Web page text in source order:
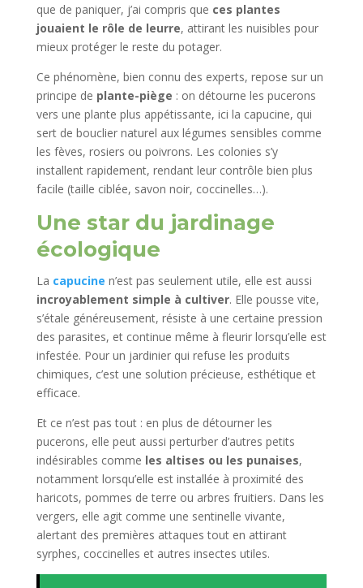
que de paniquer, j’ai compris que ces plantes
jouaient le rôle de leurre, attirant les nuisibles pour
mieux protéger le reste du potager.
Ce phénomène, bien connu des experts, repose sur un
principe de plante-piège : on détourne les pucerons
vers une plante plus appétissante, ici la capucine, qui
sert de bouclier naturel aux légumes sensibles comme
les fèves, rosiers ou poivrons. Les colonies s’y
installent rapidement, rendant leur contrôle bien plus
facile (taille ciblée, savon noir, coccinelles…).
Une star du jardinage
écologique
La capucine n’est pas seulement utile, elle est aussi
incroyablement simple à cultiver. Elle pousse vite,
s’étale généreusement, résiste à une certaine pression
des parasites, et continue même à fleurir lorsqu’elle est
infestée. Pour un jardinier qui refuse les produits
chimiques, c’est une solution précieuse, esthétique et
efficace.
Et ce n’est pas tout : en plus de détourner les
pucerons, elle peut aussi perturber d’autres petits
indésirables comme les altises ou les punaises,
notamment lorsqu’elle est installée à proximité des
haricots, pommes de terre ou arbres fruitiers. Dans les
vergers, elle agit comme une sentinelle vivante,
alertant des premières attaques tout en attirant
syrphes, coccinelles et autres insectes utiles.